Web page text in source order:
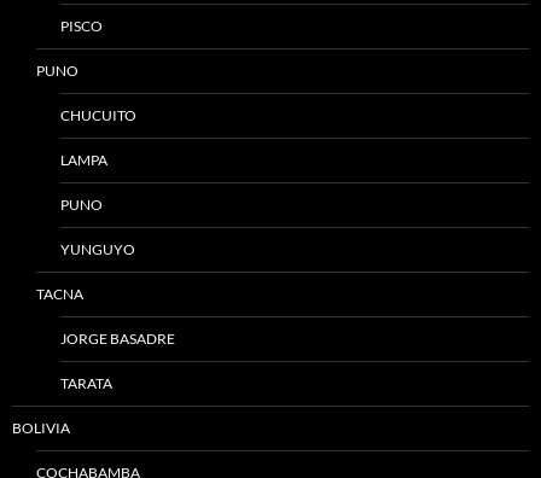
PISCO
PUNO
CHUCUITO
LAMPA
PUNO
YUNGUYO
TACNA
JORGE BASADRE
TARATA
BOLIVIA
COCHABAMBA